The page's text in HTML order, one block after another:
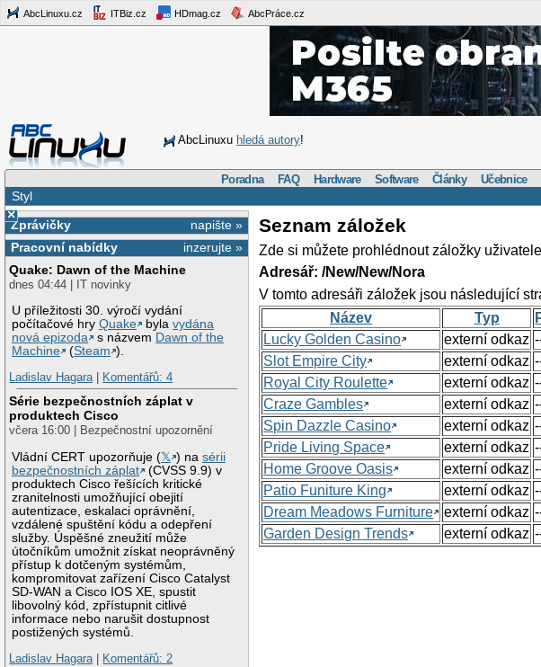
AbcLinuxu.cz ITBiz.cz HDmag.cz AbcPráce.cz
AbcLinuxu hledá autory!
Poradna FAQ Hardware Software Články Učebnice
Styl
×
napište »
Zprávičky
inzerujte »
Pracovní nabídky
Quake: Dawn of the Machine
dnes 04:44 | IT novinky
U příležitosti 30. výročí vydání
počítačové hryQuake bylavydána
nová epizoda
s názvem Dawn of the
Machine
(Steam ).
Ladislav Hagara| Komentářů: 4
Série bezpečnostních záplat v
produktech Cisco
včera 16:00 | Bezpečnostní upozornění
Vládní CERT upozorňuje (𝕏 ) nasérii
bezpečnostních záplat
(CVSS 9.9) v
produktech Cisco řešících kritické
zranitelnosti umožňující obejití
autentizace, eskalaci oprávnění,
vzdálené spuštění kódu a odepření
služby. Úspěšné zneužití může
útočníkům umožnit získat neoprávněný
přístup k dotčeným systémům,
kompromitovat zařízení Cisco Catalyst
SD-WAN a Cisco IOS XE, spustit
libovolný kód, zpřístupnit citlivé
informace nebo narušit dostupnost
postižených systémů.
Ladislav Hagara| Komentářů: 2
Seznam záložek
Zde si můžete prohlédnout záložky
Adresář: /New/New/Nora
V tomto adresáři záložek jsou následující
Název
Typ
Lucky Golden Casino
externí odkaz
Slot Empire City
externí odkaz
Royal City Roulette
externí odkaz
Craze Gambles
externí odkaz
Spin Dazzle Casino
externí odkaz
Pride Living Space
externí odkaz
Home Groove Oasis
externí odkaz
Patio Funiture King
externí odkaz
Dream Meadows Furniture
externí odkaz
Garden Design Trends
externí odkaz